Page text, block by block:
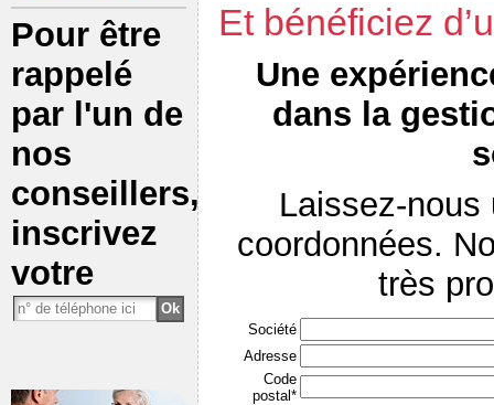
Pour être
rappelé
par l'un de
nos
conseillers,
inscrivez
votre
Et bénéficiez
Une
dans la
Laissez-
coordonnées.
très
Société
Adresse
Code
postal*